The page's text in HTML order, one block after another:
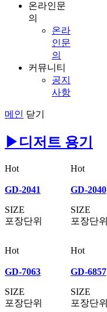
온라인문
의
온라
인문
의
커뮤니티
공지
사항
메인 닫기
▶디저트 용기
Hot
GD-2041
SIZE
포장단위
Hot
GD-2040
SIZE
포장단위
Hot
GD-7063
SIZE
포장단위
Hot
GD-6857
SIZE
포장단위